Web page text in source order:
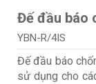
Đế đầu báo
YBN-R/4IS
Đế đầu báo
sử dụng cho